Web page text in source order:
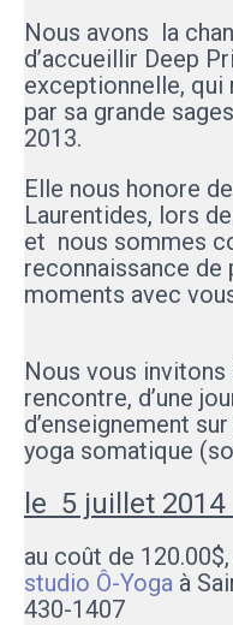
Nous avons la
d’accueillir Deep
exceptionnelle, qui
par sa grande
2013.
Elle nous honore
Laurentides, lors
et nous sommes
reconnaissance de
moments avec
Nous vous
rencontre, d’une
d’enseignement
yoga somatique
le 5 juillet
au coût de
studio Ô-Yoga à
430-1407